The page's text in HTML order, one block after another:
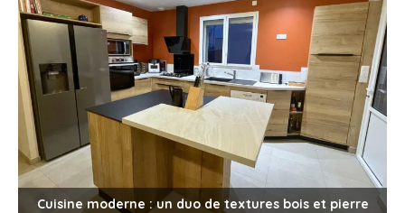
Cuisine moderne : un duo de textures bois et pierre